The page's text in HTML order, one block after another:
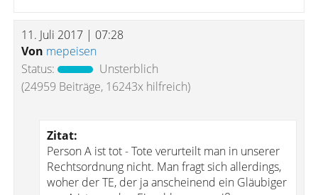
11. Juli 2017 | 07:28
Von mepeisen
Status:
Unsterblich
(24959 Beiträge, 16243x hilfreich)
Zitat:
Person A ist tot - Tote verurteilt man in unserer
Rechtsordnung nicht. Man fragt sich allerdings,
woher der TE, der ja anscheinend ein Gläubiger